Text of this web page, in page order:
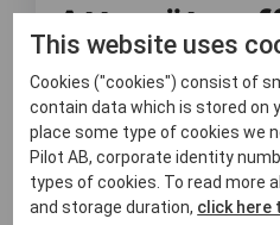
Att mäta
svårare än
genomföra
Det är inte alltid lätt
insatser man gör
konkret och varaktig f...
This website uses
Cookies ("cookies") consist of
contain data which is stored on
place some type of cookies we
Pilot AB, corporate identity
types of cookies. To read more
and storage duration, click here